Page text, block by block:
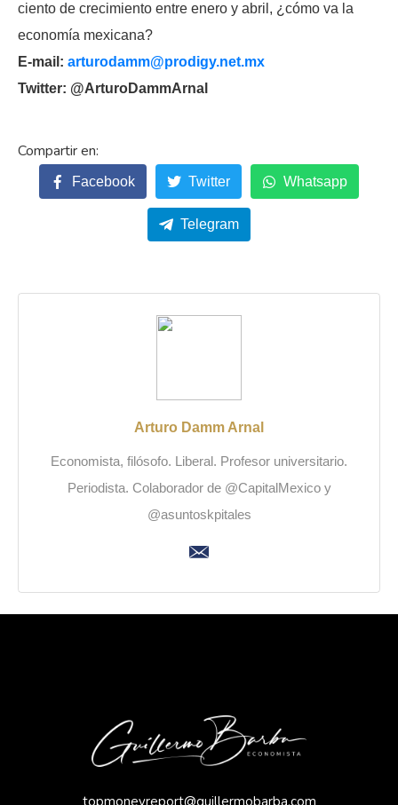
ciento de crecimiento entre enero y abril, ¿cómo va la
economía mexicana?
E-mail: arturodamm@prodigy.net.mx
Twitter: @ArturoDammArnal
Facebook Twitter Whatsapp
Telegram
Arturo Damm Arnal
Economista, filósofo. Liberal. Profesor universitario.
Periodista. Colaborador de @CapitalMexico y
@asuntoskpitales